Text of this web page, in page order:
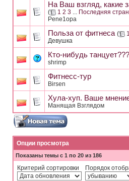
На Ваш взгляд, какие
( 1 2 3 ... Последняя
Pene1opa
Польза от фитнеса ( 1
Девушка
Кто-нибудь танцует???
shrimp
Фитнесс-тур
Birsen
Хула-хуп. Ваше
Манящая Взглядом
Опции просмотра
Показаны темы с 1 по 20 из 186
Критерий сортировки Порядок